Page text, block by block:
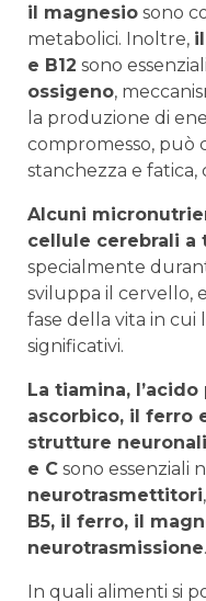
il magnesio sono
metabolici. Inoltre,
e B12 sono
ossigeno,
la produzione di
compromesso, può
stanchezza e fatica,
Alcuni
cellule cerebrali a
specialmente
sviluppa il cervello,
fase della vita in cui
significativi.
La tiamina,
ascorbico, il ferro
strutture neuronali
e C sono essenziali
neurotrasmettitori
B5, il ferro, il
neurotrasmissione.
In quali alimenti si